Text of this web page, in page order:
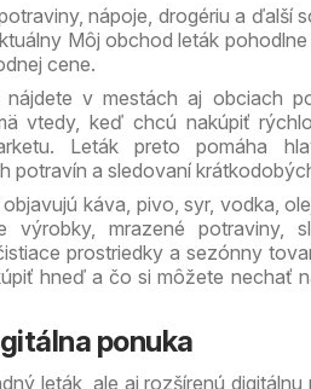
nápoje, drogériu a ďalší
Môj obchod leták
cene.
v mestách aj obciach
vtedy, keď chcú nakúpiť
Leták preto pomáha
potravín a sledovaní
káva, pivo, syr, vodka,
výrobky, mrazené potraviny,
prostriedky a sezónny
hneď a čo si môžete nechať
ponuka
leták, ale aj rozšírenú digitálnu